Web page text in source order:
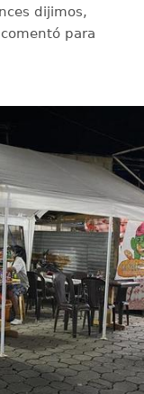
dijimos,
para